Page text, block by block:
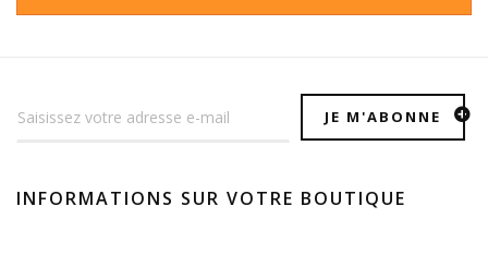
JE M'ABONNE
INFORMATIONS SUR VOTRE BOUTIQUE